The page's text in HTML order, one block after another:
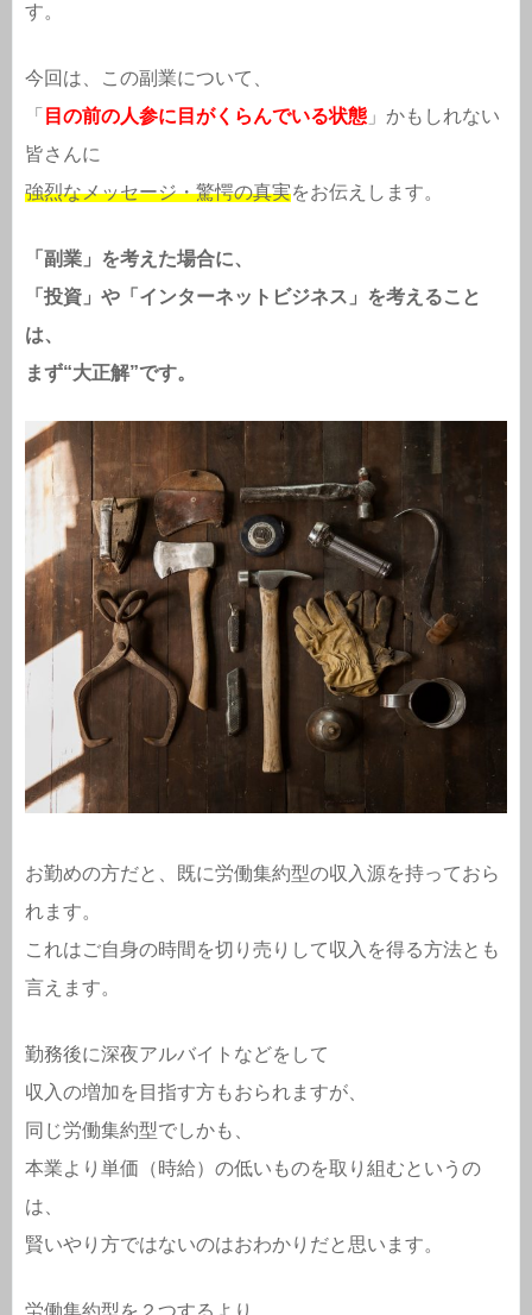
す。
今回は、この副業について、
「 目の前の人参に目がくらんでいる状態 」かもしれない
皆さんに
強烈なメッセージ・驚愕の真実をお伝えします。
「副業」を考えた場合に、
「投資」や「インターネットビジネス」を考えること
は、
まず“大正解”です。
お勤めの方だと、既に労働集約型の収入源を持っておら
れます。
これはご自身の時間を切り売りして収入を得る方法とも
言えます。
勤務後に深夜アルバイトなどをして
収入の増加を目指す方もおられますが、
同じ労働集約型でしかも、
本業より単価（時給）の低いものを取り組むというの
は、
賢いやり方ではないのはおわかりだと思います。
労働集約型を２つするより、